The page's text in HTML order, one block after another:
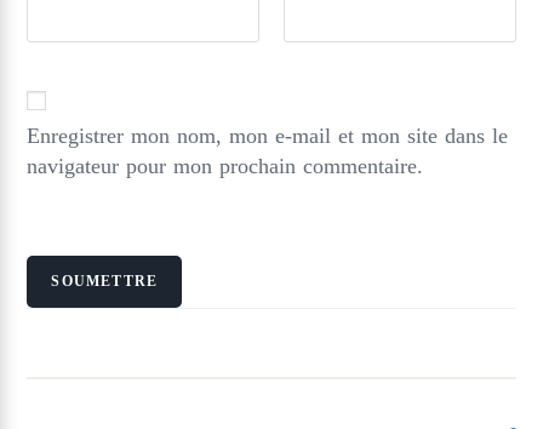
Enregistrer mon nom, mon e-mail et mon site dans le
navigateur pour mon prochain commentaire.